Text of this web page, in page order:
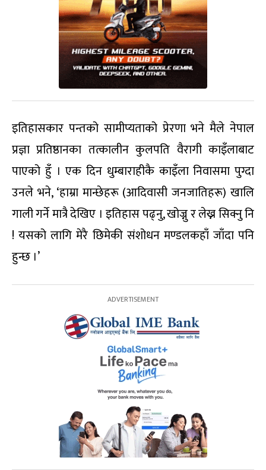
इतिहासकार पन्तको सामीप्यताको प्रेरणा भने मैले नेपाल
प्रज्ञा प्रतिष्ठानका तत्कालीन कुलपति वैरागी काइँलाबाट
पाएको हुँ । एक दिन धुम्बाराहीकै काइँला निवासमा पुग्दा
उनले भने, ‘हाम्रा मान्छेहरू (आदिवासी जनजातिहरू) खालि
गाली गर्ने मात्रै देखिए । इतिहास पढ्नु, खोज्नु र लेख्न सिक्नु नि
! यसको लागि मेरै छिमेकी संशोधन मण्डलकहाँ जाँदा पनि
हुन्छ ।’